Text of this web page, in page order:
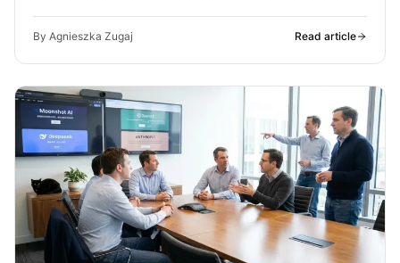
By Agnieszka Zugaj Read article